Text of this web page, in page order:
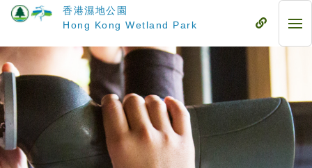
要
內
容
香港濕地公園
Hong Kong Wetland Park
流
流
動